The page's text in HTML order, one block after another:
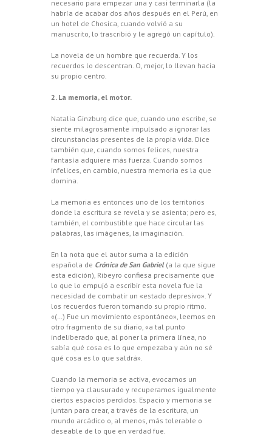
necesario para empezar una y casi terminarla (la
habría de acabar dos años después en el Perú, en
un hotel de Chosica, cuando volvió a su
manuscrito, lo trascribió y le agregó un capítulo).
La novela de un hombre que recuerda. Y los
recuerdos lo descentran. O, mejor, lo llevan hacia
su propio centro.
2. La memoria, el motor.
Natalia Ginzburg dice que, cuando uno escribe, se
siente milagrosamente impulsado a ignorar las
circunstancias presentes de la propia vida. Dice
también que, cuando somos felices, nuestra
fantasía adquiere más fuerza. Cuando somos
infelices, en cambio, nuestra memoria es la que
domina.
La memoria es entonces uno de los territorios
donde la escritura se revela y se asienta; pero es,
también, el combustible que hace circular las
palabras, las imágenes, la imaginación.
En la nota que el autor suma a la edición
española de Crónica de San Gabriel(a la que sigue
esta edición), Ribeyro confiesa precisamente que
lo que lo empujó a escribir esta novela fue la
necesidad de combatir un «estado depresivo». Y
los recuerdos fueron tomando su propio ritmo.
«(…) Fue un movimiento espontáneo», leemos en
otro fragmento de su diario, «a tal punto
indeliberado que, al poner la primera línea, no
sabía qué cosa es lo que empezaba y aún no sé
qué cosa es lo que saldrá».
Cuando la memoria se activa, evocamos un
tiempo ya clausurado y recuperamos igualmente
ciertos espacios perdidos. Espacio y memoria se
juntan para crear, a través de la escritura, un
mundo arcádico o, al menos, más tolerable o
deseable de lo que en verdad fue.